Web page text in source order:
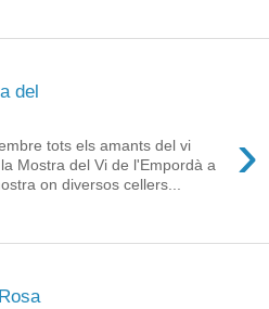
del
›
tots els amants del vi
Mostra del Vi de l'Empordà a
on diversos cellers...